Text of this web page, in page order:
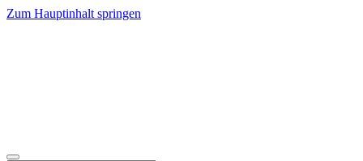
Zum Hauptinhalt springen